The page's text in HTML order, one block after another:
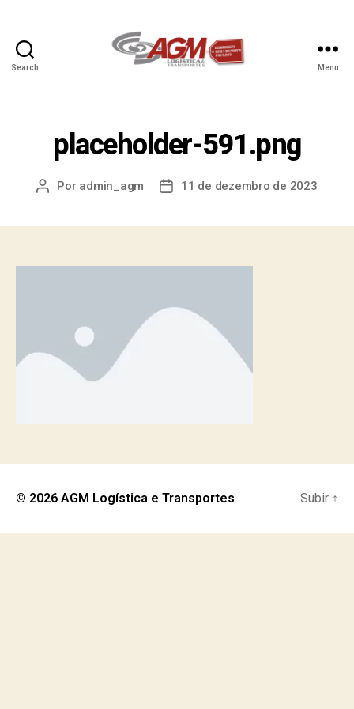
Search Menu
placeholder-591.png
Por admin_agm 11 de dezembro de 2023
© 2026 AGM Logística e Transportes Subir ↑